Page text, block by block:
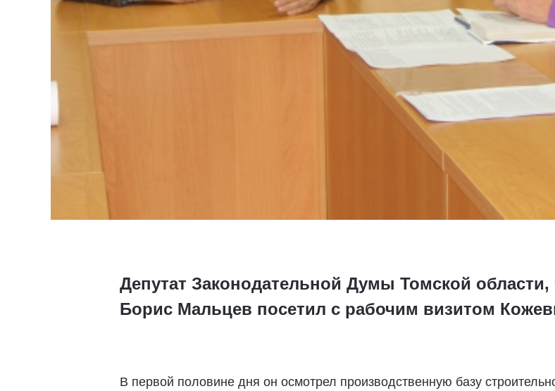
Депутат Законодательной Думы Томской
Борис Мальцев посетил с рабочим визитом
В первой половине дня он осмотрел производственную базу